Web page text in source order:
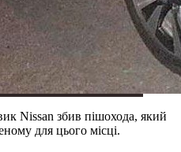
Nissan збив пішохода, який
для цього місці.